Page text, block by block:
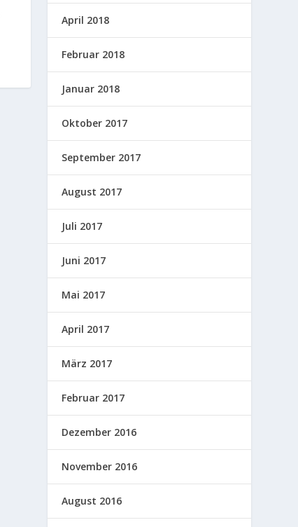
April 2018
Februar 2018
Januar 2018
Oktober 2017
September 2017
August 2017
Juli 2017
Juni 2017
Mai 2017
April 2017
März 2017
Februar 2017
Dezember 2016
November 2016
August 2016